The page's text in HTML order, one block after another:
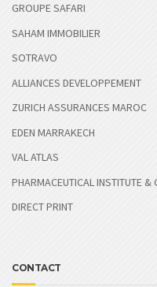
GROUPE SAFARI
SAHAM IMMOBILIER
SOTRAVO
ALLIANCES DEVELOPPEMENT
ZURICH ASSURANCES MAROC
EDEN MARRAKECH
VAL ATLAS
PHARMACEUTICAL INSTITUTE
DIRECT PRINT
CONTACT